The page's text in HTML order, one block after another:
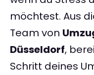
möchtest. Aus
Team von
Düsseldorf,
Schritt deines